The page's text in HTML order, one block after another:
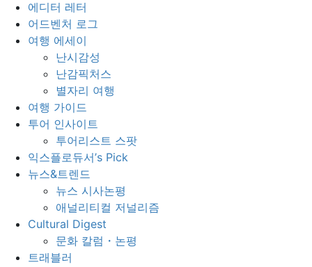
에디터 레터
어드벤처 로그
여행 에세이
난시감성
난감픽처스
별자리 여행
여행 가이드
투어 인사이트
투어리스트 스팟
익스플로듀서’s Pick
뉴스&트렌드
뉴스 시사논평
애널리티컬 저널리즘
Cultural Digest
문화 칼럼・논평
트래블러